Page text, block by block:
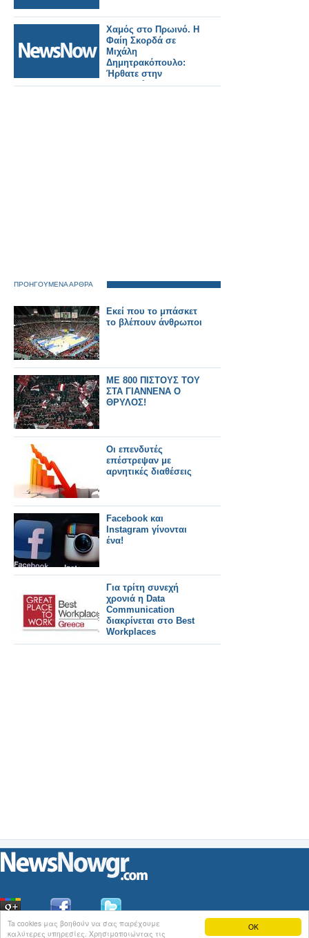
OK
Ta cookies μας βοηθούν να σας παρέχουμε
καλύτερες υπηρεσίες. Χρησιμοποιώντας τις
Χαμός στο Πρωινό. Η
Φαίη Σκορδά σε
Μιχάλη
Δημητρακόπουλο:
Ήρθατε στην
εκπομπή μου και
ΠΡΟΗΓΟΥΜΕΝΑ ΑΡΘΡΑ
Εκεί που το μπάσκετ
το βλέπουν άνθρωποι
ΜΕ 800 ΠΙΣΤΟΥΣ ΤΟΥ
ΣΤΑ ΓΙΑΝΝΕΝΑ Ο
ΘΡΥΛΟΣ!
Οι επενδυτές
επέστρεψαν με
αρνητικές διαθέσεις
Facebook και
Instagram γίνονται
ένα!
Για τρίτη συνεχή
χρονιά η Data
Communication
διακρίνεται στο Best
Workplaces